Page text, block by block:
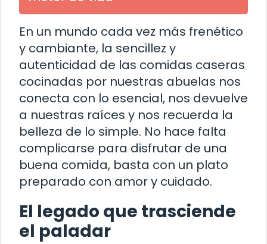
En un mundo cada vez más frenético
y cambiante, la sencillez y
autenticidad de las comidas caseras
cocinadas por nuestras abuelas nos
conecta con lo esencial, nos devuelve
a nuestras raíces y nos recuerda la
belleza de lo simple. No hace falta
complicarse para disfrutar de una
buena comida, basta con un plato
preparado con amor y cuidado.
El legado que trasciende
el paladar